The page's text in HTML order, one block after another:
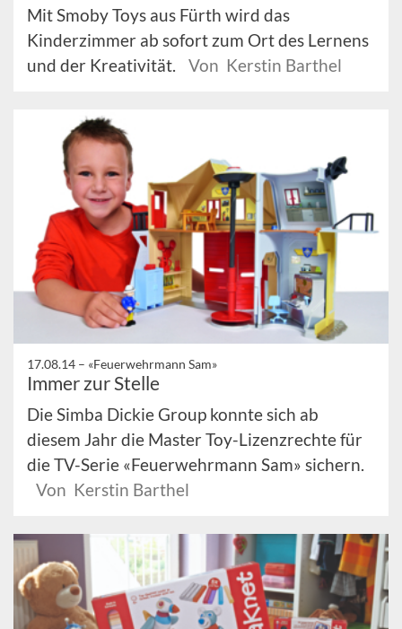
Mit Smoby Toys aus Fürth wird das
Kinderzimmer ab sofort zum Ort des Lernens
und der Kreativität.
Von Kerstin Barthel
17.08.14 – «Feuerwehrmann Sam»
Immer zur Stelle
Die Simba Dickie Group konnte sich ab
diesem Jahr die Master Toy-Lizenzrechte für
die TV-Serie «Feuerwehrmann Sam» sichern.
Von Kerstin Barthel